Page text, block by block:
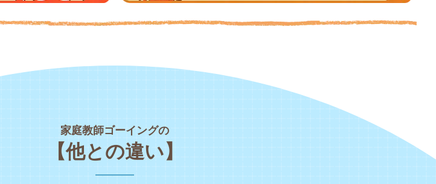
家庭教師ゴーイングの
【他との違い】